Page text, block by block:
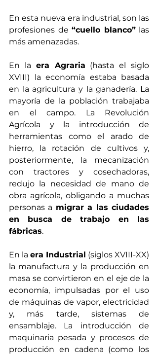
En esta nueva era industrial, son las
profesiones de “cuello blanco” las
más amenazadas.
En la era Agraria (hasta el siglo
XVIII) la economía estaba basada
en la agricultura y la ganadería. La
mayoría de la población trabajaba
en el campo. La Revolución
Agrícola y la introducción de
herramientas como el arado de
hierro, la rotación de cultivos y,
posteriormente, la mecanización
con tractores y cosechadoras,
redujo la necesidad de mano de
obra agrícola, obligando a muchas
personas a migrar a las ciudades
en busca de trabajo en las
fábricas.
En la era Industrial (siglos XVIII-XX)
la manufactura y la producción en
masa se convirtieron en el eje de la
economía, impulsadas por el uso
de máquinas de vapor, electricidad
y, más tarde, sistemas de
ensamblaje. La introducción de
maquinaria pesada y procesos de
producción en cadena (como los